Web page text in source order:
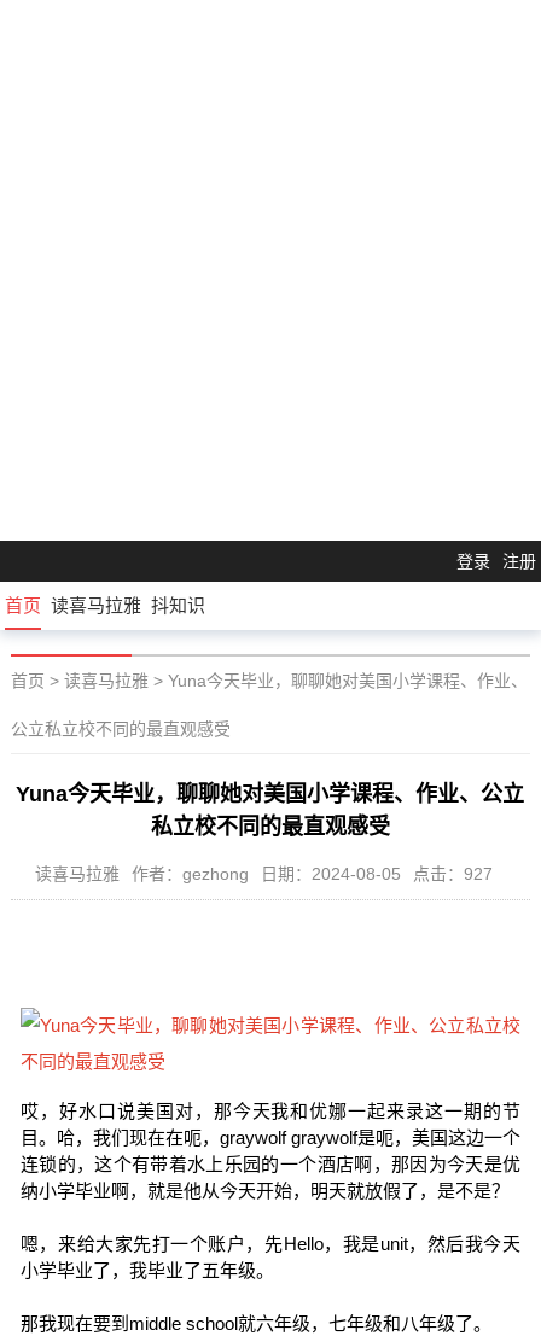
登录 注册
首页 读喜马拉雅 抖知识
首页 > 读喜马拉雅> Yuna今天毕业，聊聊她对美国小学课程、作业、
公立私立校不同的最直观感受
Yuna今天毕业，聊聊她对美国小学课程、作业、公立
私立校不同的最直观感受
读喜马拉雅 作者：gezhong 日期：2024-08-05 点击：927
哎，好水口说美国对，那今天我和优娜一起来录这一期的节
目。哈，我们现在在呃，graywolf graywolf是呃，美国这边一个
连锁的，这个有带着水上乐园的一个酒店啊，那因为今天是优
纳小学毕业啊，就是他从今天开始，明天就放假了，是不是？
嗯，来给大家先打一个账户，先Hello，我是unit，然后我今天
小学毕业了，我毕业了五年级。
那我现在要到middle school就六年级，七年级和八年级了。